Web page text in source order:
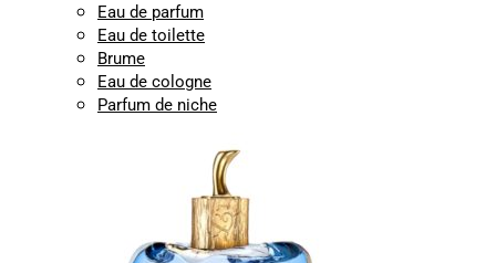
Eau de parfum
Eau de toilette
Brume
Eau de cologne
Parfum de niche